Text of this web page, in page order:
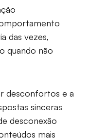
das vezes,
quando não
desconfortos e a
sinceras
desconexão
mais